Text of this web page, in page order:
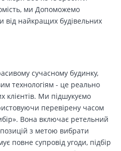
ми Допоможемо
від найкращих будівельних
сучасному будинку,
технологіям - це реально
клієнтів. Ми підшукуємо
перевірену часом
Вона включає ретельний
з метою вибрати
повне супровід угоди, підбір